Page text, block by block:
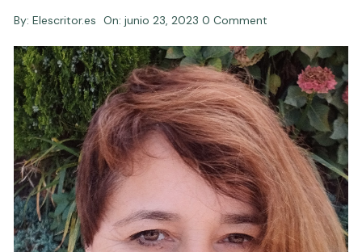
By: Elescritor.es On:junio 23, 2023 0 Comment